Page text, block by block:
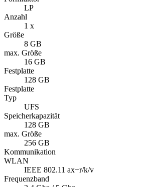
LP
Anzahl
1 x
Größe
8 GB
max. Größe
16 GB
Festplatte
128 GB
Festplatte
Typ
UFS
Speicherkapazität
128 GB
max. Größe
256 GB
Kommunikation
WLAN
IEEE 802.11 ax+r/k/v
Frequenzband